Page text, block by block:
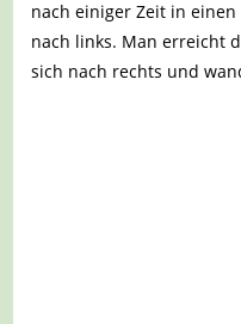
nach einiger Zeit in
nach links. Man erreicht
sich nach rechts und